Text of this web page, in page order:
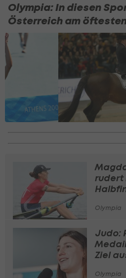
Olympia: In diesen
Österreich am
rudert
Olympia
Judo:
Ziel
Olympia